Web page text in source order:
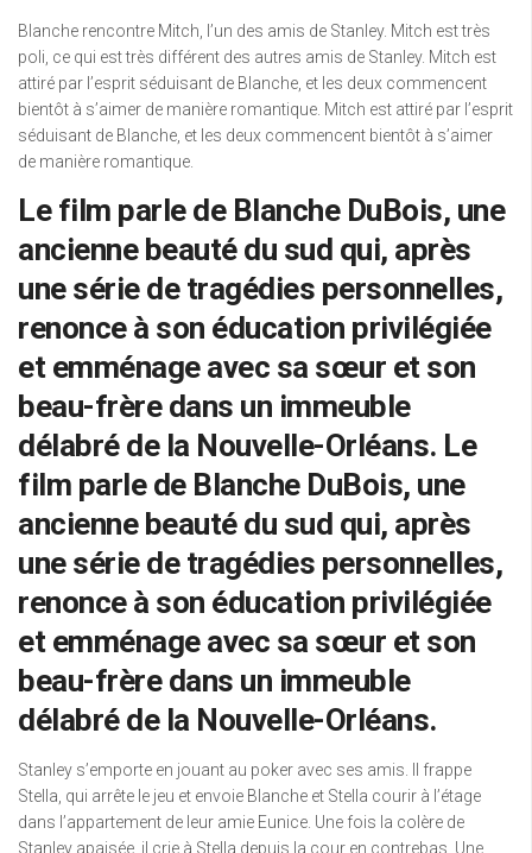
Blanche rencontre Mitch, l’un des amis de Stanley. Mitch est très
poli, ce qui est très différent des autres amis de Stanley. Mitch est
attiré par l’esprit séduisant de Blanche, et les deux commencent
bientôt à s’aimer de manière romantique. Mitch est attiré par l’esprit
séduisant de Blanche, et les deux commencent bientôt à s’aimer
de manière romantique.
Le film parle de Blanche DuBois, une
ancienne beauté du sud qui, après
une série de tragédies personnelles,
renonce à son éducation privilégiée
et emménage avec sa sœur et son
beau-frère dans un immeuble
délabré de la Nouvelle-Orléans. Le
film parle de Blanche DuBois, une
ancienne beauté du sud qui, après
une série de tragédies personnelles,
renonce à son éducation privilégiée
et emménage avec sa sœur et son
beau-frère dans un immeuble
délabré de la Nouvelle-Orléans.
Stanley s’emporte en jouant au poker avec ses amis. Il frappe
Stella, qui arrête le jeu et envoie Blanche et Stella courir à l’étage
dans l’appartement de leur amie Eunice. Une fois la colère de
Stanley apaisée, il crie à Stella depuis la cour en contrebas. Une